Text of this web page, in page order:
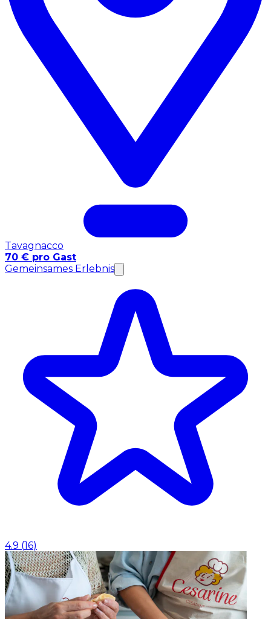
Tavagnacco
70 € pro Gast
Gemeinsames Erlebnis
4.9 (16)